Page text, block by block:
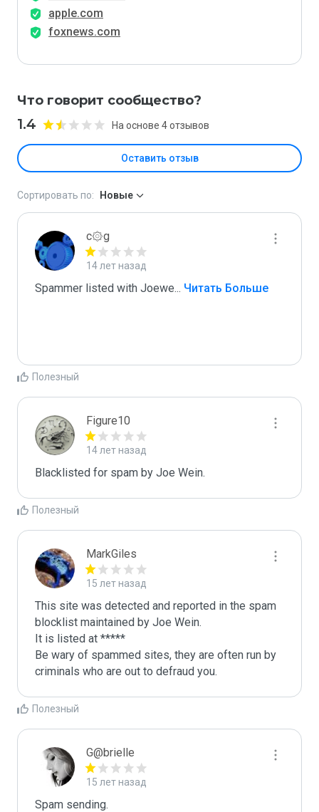
apple.com
foxnews.com
Что говорит сообщество?
1.4 На основе 4 отзывов
Оставить отзыв
Сортировать по: Новые
c۞g
14 лет назад
Spammer listed with Joewe... Читать Больше
Полезный
Figure10
14 лет назад
Blacklisted for spam by Joe Wein.
Полезный
MarkGiles
15 лет назад
This site was detected and reported in the spam
blocklist maintained by Joe Wein.
It is listed at *****
Be wary of spammed sites, they are often run by
criminals who are out to defraud you.
Полезный
G@brielle
15 лет назад
Spam sending.